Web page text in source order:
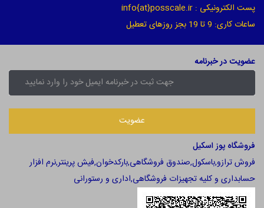
پست الکترونیکی : info{at}posscale.ir
ساعات کاری: 9 تا 19 بجز روزهای تعطیل
عضویت در خبرنامه
فروشگاه پوز اسکیل
فروش ترازو,باسکول,صندوق فروشگاهی,بارکدخوان,فیش پرینتر,نرم افزار
حسابداری و کلیه تجهیزات فروشگاهی,اداری و رستورانی